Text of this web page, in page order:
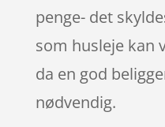
penge- det
som husleje kan
da en god
nødvendig.